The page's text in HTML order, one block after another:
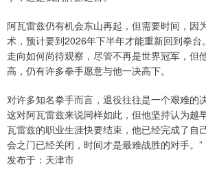
阿瓦雷兹仍有机会东山再起，但需要时间，因
术，预计要到2026年下半年才能重新回到拳
走向如何尚待观察，尽管不再是世界冠军，但
高，仍有许多拳手愿意与他一决高下。
对许多知名拳手而言，退役往往是一个艰难的
这对阿瓦雷兹来说同样如此，但他坚持认为越
瓦雷兹的职业生涯快要结束，他已经完成了自
会之门已经关闭，时间才是最难战胜的对手。”
发布于：天津市